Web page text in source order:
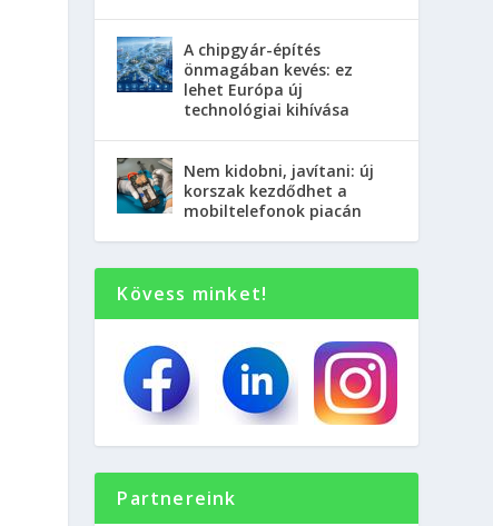
A chipgyár-építés
önmagában kevés: ez
lehet Európa új
technológiai kihívása
Nem kidobni, javítani: új
korszak kezdődhet a
mobiltelefonok piacán
Kövess minket!
Partnereink